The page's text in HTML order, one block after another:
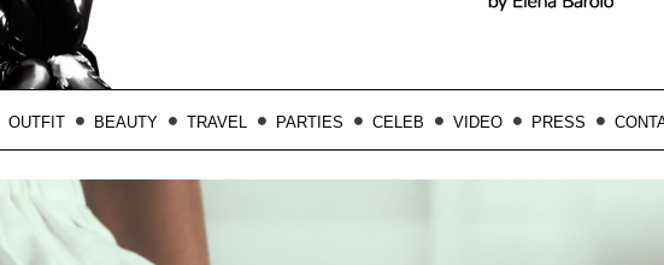
OUTFIT BEAUTY TRAVEL PARTIES CELEB VIDEO PRESS